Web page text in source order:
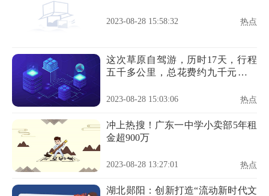
2023-08-28 15:58:32 热点
这次草原自驾游，历时17天，行程
五千多公里，总花费约九千元，平
2023-08-28 15:03:06 热点
冲上热搜！广东一中学小卖部5年租
金超900万
2023-08-28 13:27:01 热点
湖北郧阳：创新打造“流动新时代文